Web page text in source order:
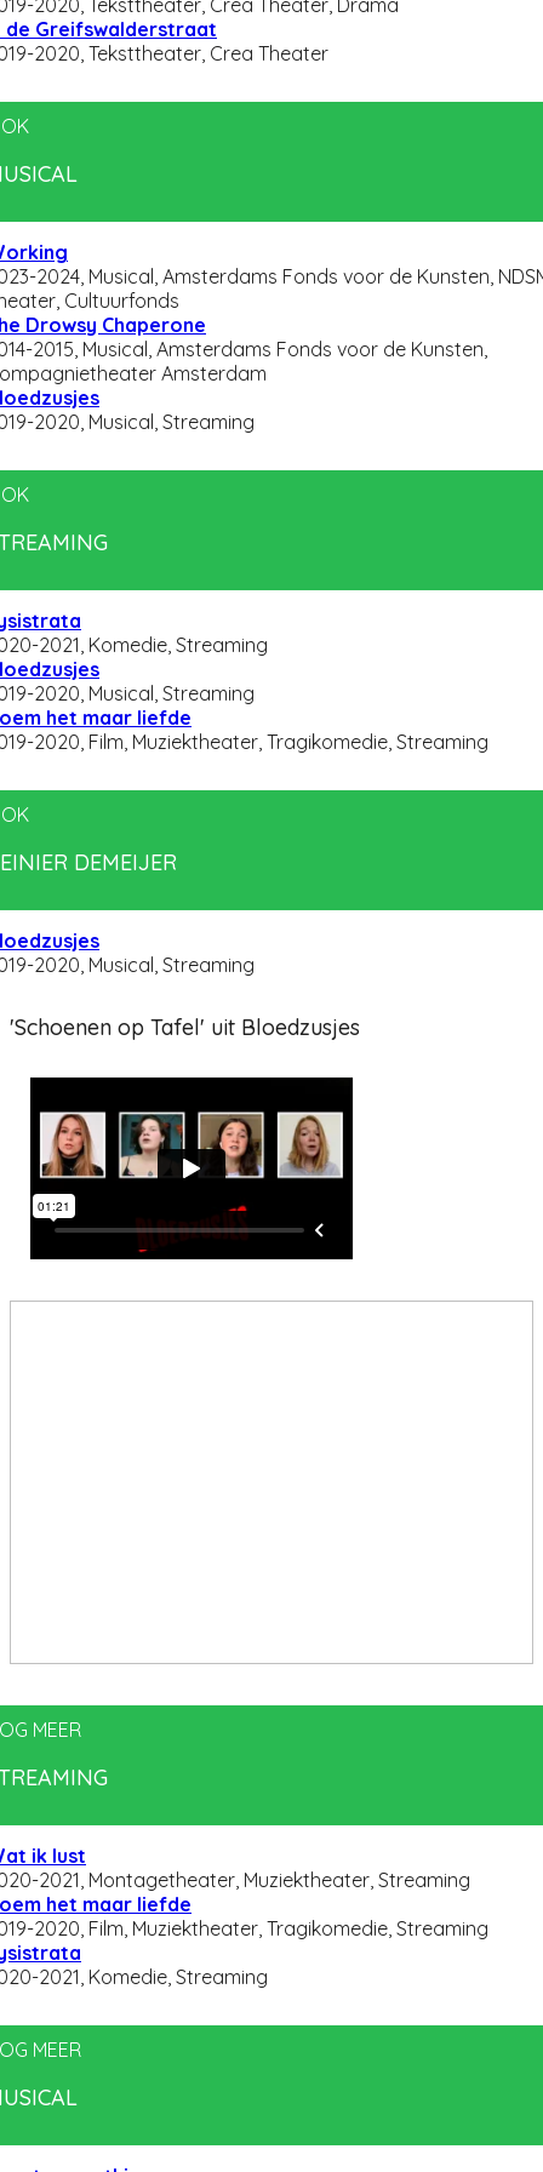
2020, Teksttheater, Crea Theater, Drama
de Greifswalderstraat
2020, Teksttheater, Crea Theater
2024, Musical, Amsterdams Fonds voor de Kunsten,
Cultuurfonds
Drowsy Chaperone
2015, Musical, Amsterdams Fonds voor de Kunsten,
Amsterdam
2020, Musical, Streaming
2021, Komedie, Streaming
2020, Musical, Streaming
het maar liefde
2020, Film, Muziektheater, Tragikomedie, Streaming
DEMEIJER
2020, Musical, Streaming
'Schoenen op Tafel' uit Bloedzusjes
MEER
ik lust
2021, Montagetheater, Muziektheater, Streaming
het maar liefde
2020, Film, Muziektheater, Tragikomedie, Streaming
2021, Komedie, Streaming
MEER